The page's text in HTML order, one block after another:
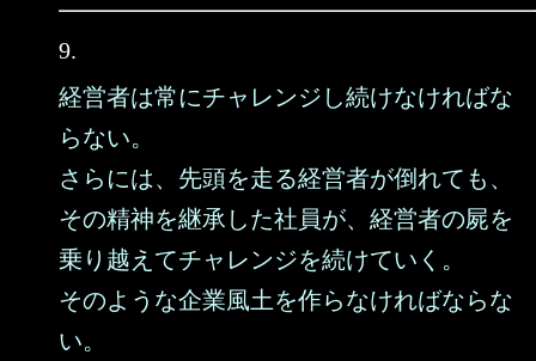
9.
経営者は常にチャレンジし続けなければな
らない。
さらには、先頭を走る経営者が倒れても、
その精神を継承した社員が、経営者の屍を
乗り越えてチャレンジを続けていく。
そのような企業風土を作らなければならな
い。